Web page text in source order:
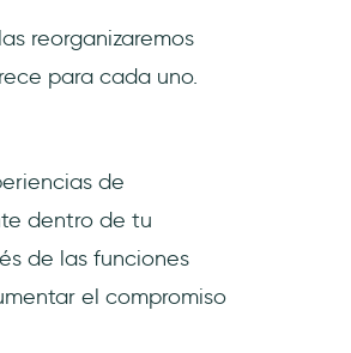
reorganizaremos
para cada uno.
de
dentro de tu
de las funciones
el compromiso